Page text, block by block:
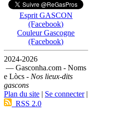
Esprit GASCON
(Facebook)
Couleur Gascogne
(Facebook)
2024-2026
— Gasconha.com - Noms
e Lòcs - Nos lieux-dits
gascons
Plan du site | Se connecter|
RSS 2.0